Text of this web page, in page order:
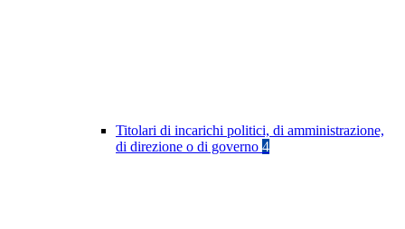
Titolari di incarichi politici, di amministrazione,
di direzione o di governo 4